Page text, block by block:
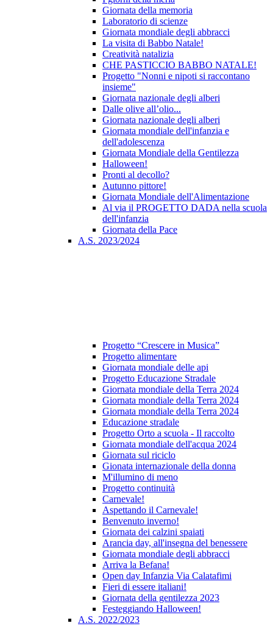
Giornata della memoria
Laboratorio di scienze
Giornata mondiale degli abbracci
La visita di Babbo Natale!
Creatività natalizia
CHE PASTICCIO BABBO NATALE!
Progetto "Nonni e nipoti si raccontano
insieme"
Giornata nazionale degli alberi
Dalle olive all’olio...
Giornata nazionale degli alberi
Giornata mondiale dell'infanzia e
dell'adolescenza
Giornata Mondiale della Gentilezza
Halloween!
Pronti al decollo?
Autunno pittore!
Giornata Mondiale dell'Alimentazione
Al via il PROGETTO DADA nella scuola
dell'infanzia
Giornata della Pace
A.S. 2023/2024
Progetto “Crescere in Musica”
Progetto alimentare
Giornata mondiale delle api
Progetto Educazione Stradale
Giornata mondiale della Terra 2024
Giornata mondiale della Terra 2024
Giornata mondiale della Terra 2024
Educazione stradale
Progetto Orto a scuola - Il raccolto
Giornata mondiale dell'acqua 2024
Giornata sul riciclo
Gionata internazionale della donna
M'illumino di meno
Progetto continuità
Carnevale!
Aspettando il Carnevale!
Benvenuto inverno!
Giornata dei calzini spaiati
Arancia day, all'insegna del benessere
Giornata mondiale degli abbracci
Arriva la Befana!
Open day Infanzia Via Calatafimi
Fieri di essere italiani!
Giornata della gentilezza 2023
Festeggiando Halloween!
A.S. 2022/2023